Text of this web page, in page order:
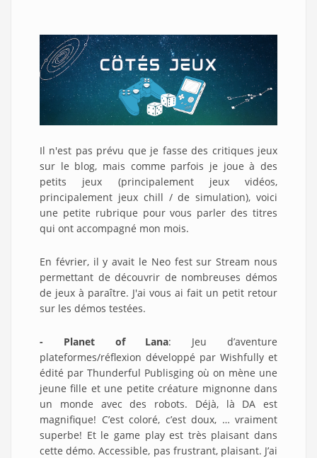
Il n'est pas prévu que je fasse des critiques jeux
sur le blog, mais comme parfois je joue à des
petits jeux (principalement jeux vidéos,
principalement jeux chill / de simulation), voici
une petite rubrique pour vous parler des titres
qui ont accompagné mon mois.
En février, il y avait le Neo fest sur Stream nous
permettant de découvrir de nombreuses démos
de jeux à paraître. J'ai vous ai fait un petit retour
sur les démos testées.
- Planet of Lana: Jeu d’aventure
plateformes/réflexion développé par Wishfully et
édité par Thunderful Publisging où on mène une
jeune fille et une petite créature mignonne dans
un monde avec des robots. Déjà, là DA est
magnifique! C’est coloré, c’est doux, … vraiment
superbe! Et le game play est très plaisant dans
cette démo. Accessible, pas frustrant, plaisant. J’ai